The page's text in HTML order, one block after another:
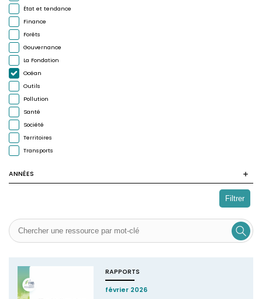
État et tendance
Finance
Forêts
Gouvernance
La Fondation
Océan
Outils
Pollution
Santé
Société
Territoires
Transports
ANNÉES
Filtrer
RAPPORTS
février 2026